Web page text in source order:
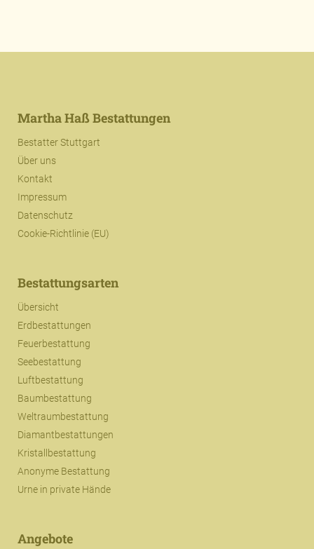
Martha Haß Bestattungen
Bestatter Stuttgart
Über uns
Kontakt
Impressum
Datenschutz
Cookie-Richtlinie (EU)
Bestattungsarten
Übersicht
Erdbestattungen
Feuerbestattung
Seebestattung
Luftbestattung
Baumbestattung
Weltraumbestattung
Diamantbestattungen
Kristallbestattung
Anonyme Bestattung
Urne in private Hände
Angebote